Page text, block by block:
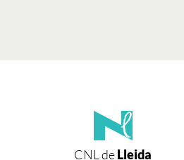
CNL deLleida